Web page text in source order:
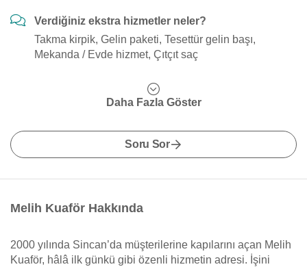
Verdiğiniz ekstra hizmetler neler?
Takma kirpik, Gelin paketi, Tesettür gelin başı,
Mekanda / Evde hizmet, Çıtçıt saç
Daha Fazla Göster
Soru Sor
Melih Kuaför Hakkında
2000 yılında Sincan’da müşterilerine kapılarını açan Melih
Kuaför, hâlâ ilk günkü gibi özenli hizmetin adresi. İşini